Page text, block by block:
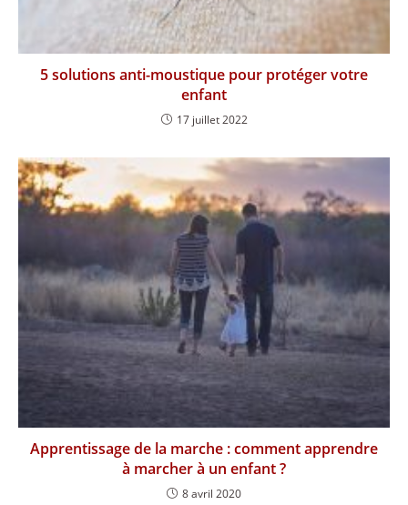
5 solutions anti-moustique pour protéger votre
enfant
17 juillet 2022
Apprentissage de la marche : comment apprendre
à marcher à un enfant ?
8 avril 2020